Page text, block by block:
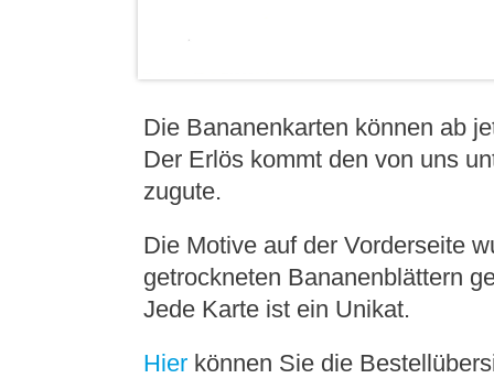
Die Bananenkarten können ab
Der Erlös kommt den von uns
zugute.
Die Motive auf der Vorderseite
getrockneten Bananenblättern
Jede Karte ist ein Unikat.
Hier können Sie die